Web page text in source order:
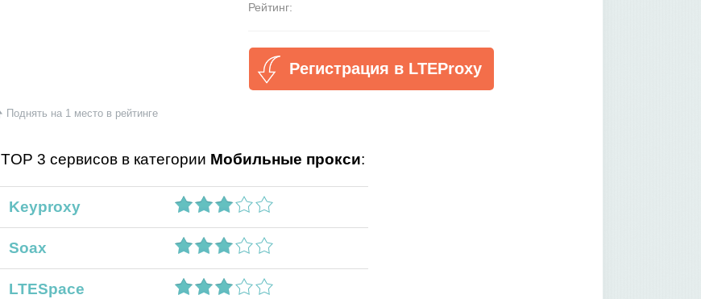
Поднять на 1 место в рейтинге
Рейтинг:
Регистрация в LTEProxy
TOP 3 сервисов в категории Мобильные прокси:
Keyproxy
Soax
LTESpace